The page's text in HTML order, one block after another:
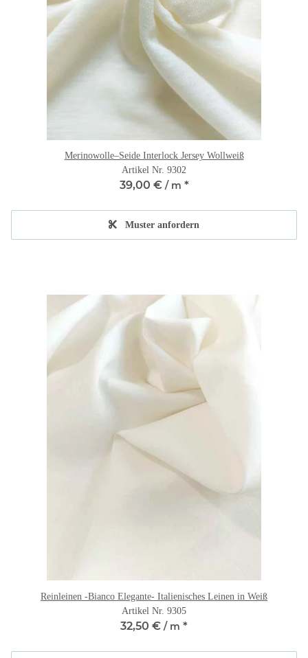
Merinowolle–Seide Interlock Jersey Wollweiß
Artikel Nr. 9302
39,00 €/ m *
Muster anfordern
Reinleinen -Bianco Elegante- Italienisches Leinen in Weiß
Artikel Nr. 9305
32,50 € / m *